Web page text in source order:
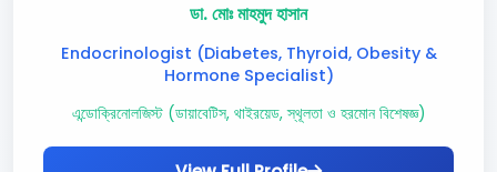
ডা. মোঃ মাহমুদ হাসান
Endocrinologist (Diabetes, Thyroid, Obesity &
Hormone Specialist)
এন্ডোক্রিনোলজিস্ট (ডায়াবেটিস, থাইরয়েড, স্থূলতা ও হরমোন বিশেষজ্ঞ)